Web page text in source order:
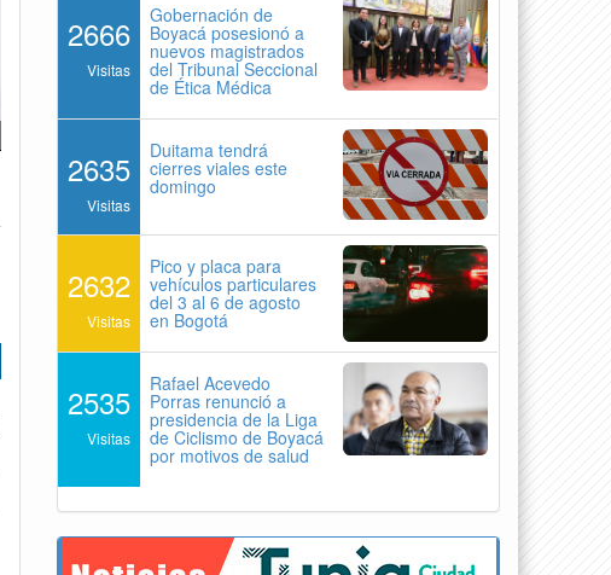
2666
Visitas
Gobernación de
Boyacá posesionó a
nuevos magistrados
del Tribunal Seccional
de Ética Médica
2635
Visitas
Duitama tendrá
cierres viales este
domingo
2632
Visitas
Pico y placa para
vehículos particulares
del 3 al 6 de agosto
en Bogotá
2535
Visitas
Rafael Acevedo
Porras renunció a
presidencia de la Liga
de Ciclismo de Boyacá
por motivos de salud